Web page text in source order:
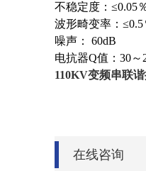
不稳定度：≤0.05
波形畸变率：≤0.5
噪声： 60dB
电抗器Q值：30～
110KV变频串联
在线咨询